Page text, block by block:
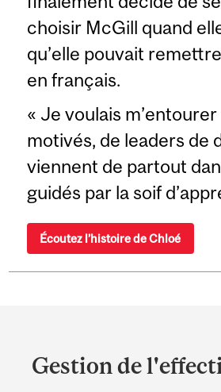
choisir McGill quand
qu’elle pouvait
en français.
« Je voulais
motivés, de leaders de
viennent de partout
guidés par la soif
Écoutez l’histoire de Chloé
and
Gestion de